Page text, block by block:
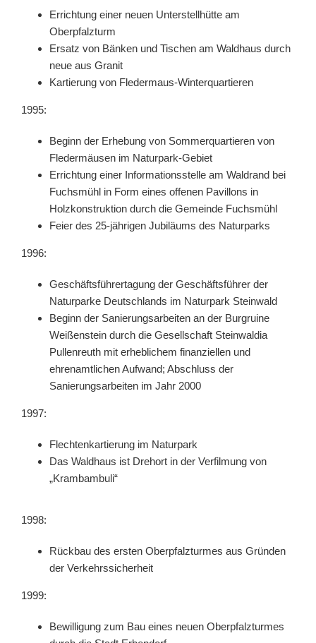
Errichtung einer neuen Unterstellhütte am
Oberpfalzturm
Ersatz von Bänken und Tischen am Waldhaus durch
neue aus Granit
Kartierung von Fledermaus-Winterquartieren
1995:
Beginn der Erhebung von Sommerquartieren von
Fledermäusen im Naturpark-Gebiet
Errichtung einer Informationsstelle am Waldrand bei
Fuchsmühl in Form eines offenen Pavillons in
Holzkonstruktion durch die Gemeinde Fuchsmühl
Feier des 25-jährigen Jubiläums des Naturparks
1996:
Geschäftsführertagung der Geschäftsführer der
Naturparke Deutschlands im Naturpark Steinwald
Beginn der Sanierungsarbeiten an der Burgruine
Weißenstein durch die Gesellschaft Steinwaldia
Pullenreuth mit erheblichem finanziellen und
ehrenamtlichen Aufwand; Abschluss der
Sanierungsarbeiten im Jahr 2000
1997:
Flechtenkartierung im Naturpark
Das Waldhaus ist Drehort in der Verfilmung von
„Krambambuli“
1998:
Rückbau des ersten Oberpfalzturmes aus Gründen
der Verkehrssicherheit
1999:
Bewilligung zum Bau eines neuen Oberpfalzturmes